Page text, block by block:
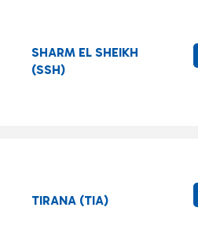
SHARM EL SHEIKH
(SSH)
TIRANA (TIA)